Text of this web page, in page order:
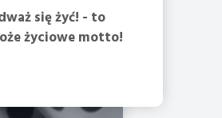
się żyć! - to
życiowe motto!